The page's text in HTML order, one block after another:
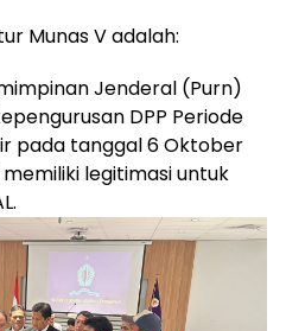
Munas V adalah:
Jenderal (Purn)
DPP Periode
pada tanggal 6 Oktober
legitimasi untuk